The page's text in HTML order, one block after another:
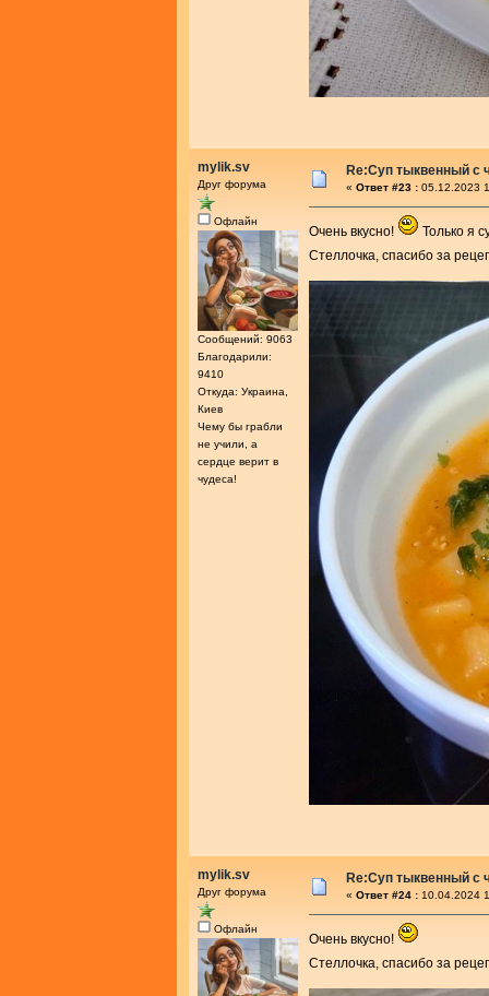
mylik.sv
Друг форума
Офлайн
Сообщений: 9063
Благодарили:
9410
Откуда: Украина,
Киев
Чему бы грабли
не учили, а
сердце верит в
чудеса!
Re:Суп тыквенный с
« Ответ #23 : 05.12.2023
Очень вкусно!
Только я
Стеллочка, спасибо за
mylik.sv
Друг форума
Офлайн
Re:Суп тыквенный с
« Ответ #24 : 10.04.2024
Очень вкусно!
Стеллочка, спасибо за